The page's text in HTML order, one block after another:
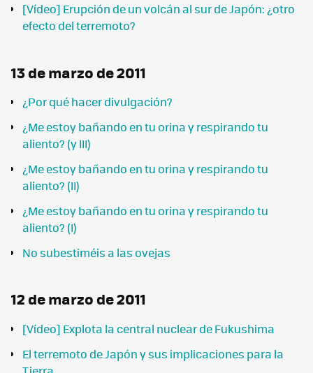
[Vídeo] Erupción de un volcán al sur de Japón: ¿otro
efecto del terremoto?
13 de marzo de 2011
¿Por qué hacer divulgación?
¿Me estoy bañando en tu orina y respirando tu
aliento? (y III)
¿Me estoy bañando en tu orina y respirando tu
aliento? (II)
¿Me estoy bañando en tu orina y respirando tu
aliento? (I)
No subestiméis a las ovejas
12 de marzo de 2011
[Vídeo] Explota la central nuclear de Fukushima
El terremoto de Japón y sus implicaciones para la